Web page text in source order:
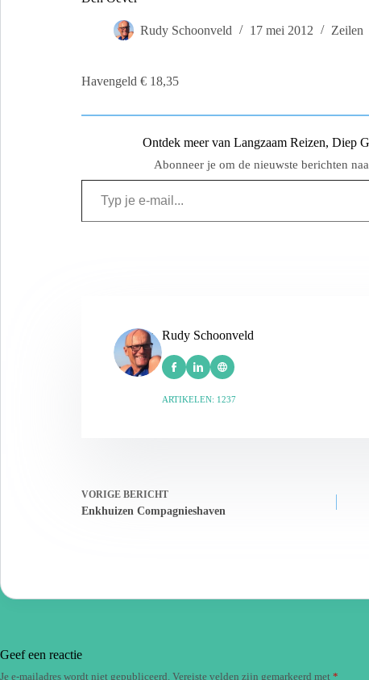
Rudy Schoonveld 17 mei 2012 Zeilen
Havengeld € 18,35
Ontdek meer van Langzaam Reizen, Diep
Abonneer je om de nieuwste berichten
Rudy Schoonveld
ARTIKELEN: 1237
VORIGE BERICHT
Enkhuizen Compagnieshaven
Geef een reactie
Je e-mailadres wordt niet gepubliceerd. Vereiste velden zijn gemarkeerd met *